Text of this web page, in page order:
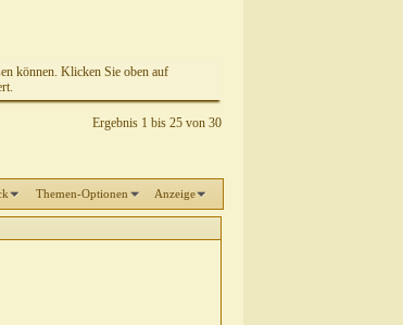
können. Klicken Sie oben auf
Ergebnis 1 bis 25 von 30
Themen-Optionen Anzeige